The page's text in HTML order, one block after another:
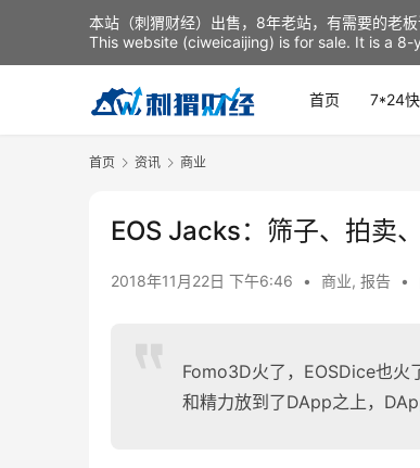
首页 7*24
首页 资讯 商业
EOS Jacks：筛子、拍卖
2018年11月22日 下午6:46 • 商业, 报告 •
Fomo3D火了，EOSDice也火
和精力放到了DApp之上，
本站（刺猬财经）出售，8年老站，有需要的老
This website (ciweicaijing) is for sale. It is a